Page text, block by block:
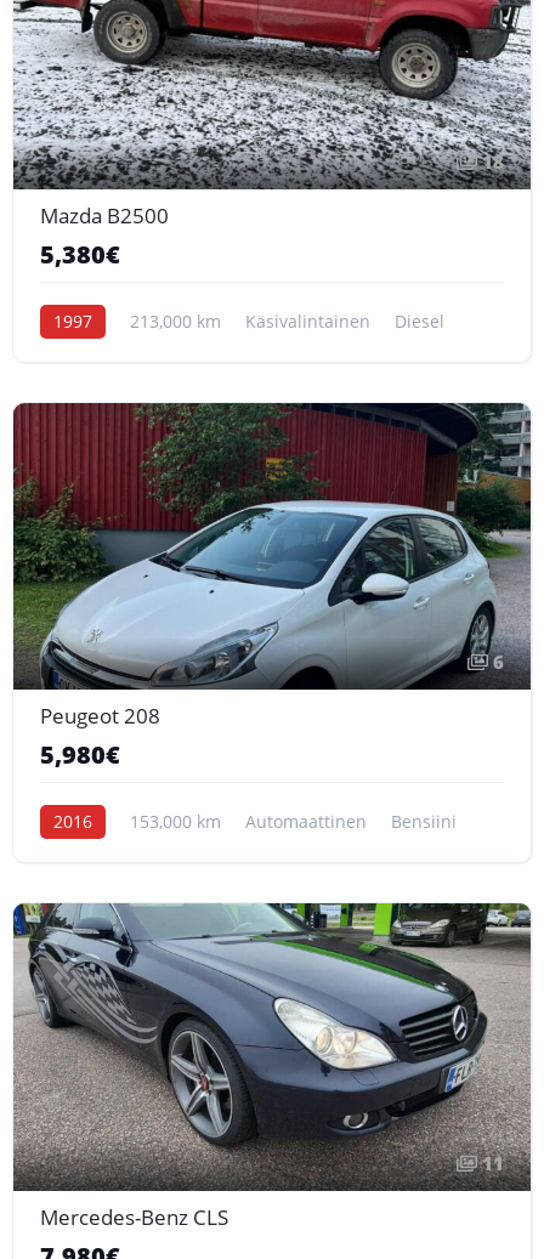
18
Mazda B2500
5,380€
1997 213,000 km Käsivalintainen Diesel
6
Peugeot 208
5,980€
2016 153,000 km Automaattinen Bensiini
11
Mercedes-Benz CLS